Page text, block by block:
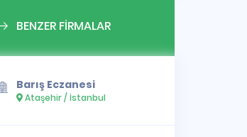
BENZER FİRMALAR
Barış Eczanesi
Ataşehir / İstanbul